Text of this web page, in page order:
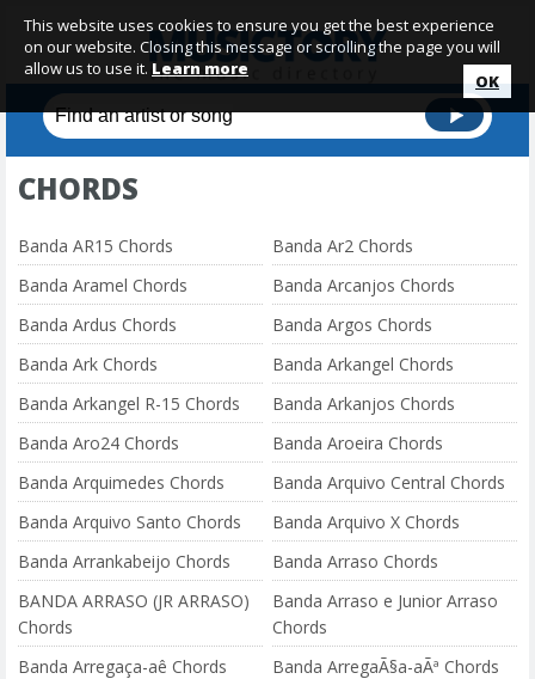
CHORDS
Banda AR15 Chords
Banda Ar2 Chords
Banda Aramel Chords
Banda Arcanjos Chords
Banda Ardus Chords
Banda Argos Chords
Banda Ark Chords
Banda Arkangel Chords
Banda Arkangel R-15 Chords
Banda Arkanjos Chords
Banda Aro24 Chords
Banda Aroeira Chords
Banda Arquimedes Chords
Banda Arquivo Central Chords
Banda Arquivo Santo Chords
Banda Arquivo X Chords
Banda Arrankabeijo Chords
Banda Arraso Chords
BANDA ARRASO (JR ARRASO)
Chords
Banda Arraso e Junior Arraso
Chords
Banda Arregaça-aê Chords
Banda ArregaÃ§a-aÃª Chords
This website uses cookies to ensure you get the best experience
on our website. Closing this message or scrolling the page you will
allow us to use it. Learn more
OK